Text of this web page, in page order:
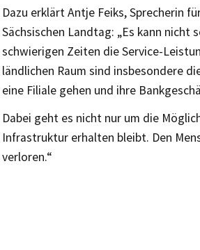
Dazu erklärt Antje Feiks, Sprecherin
Sächsischen Landtag: „Es kann nicht
schwierigen Zeiten die Service-
ländlichen Raum sind insbesondere
eine Filiale gehen und ihre
Dabei geht es nicht nur um die
Infrastruktur erhalten bleibt. Den
verloren.“